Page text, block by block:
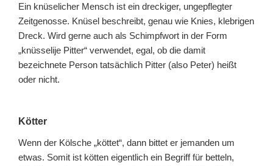
Ein knüselicher Mensch ist ein dreckiger, ungepflegter
Zeitgenosse. Knüsel beschreibt, genau wie Knies, klebrigen
Dreck. Wird gerne auch als Schimpfwort in der Form
„knüsselije Pitter“ verwendet, egal, ob die damit
bezeichnete Person tatsächlich Pitter (also Peter) heißt
oder nicht.
Kötter
Wenn der Kölsche „köttet“, dann bittet er jemanden um
etwas. Somit ist kötten eigentlich ein Begriff für betteln,